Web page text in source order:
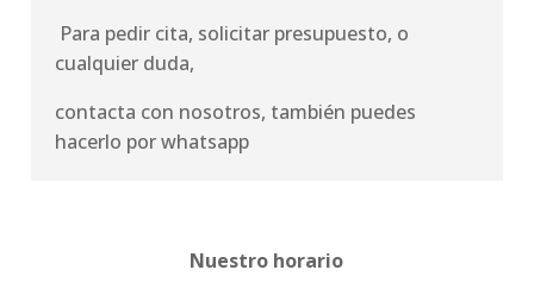
Para pedir cita, solicitar presupuesto, o
cualquier duda,
contacta con nosotros, también puedes
hacerlo por whatsapp
Nuestro horario